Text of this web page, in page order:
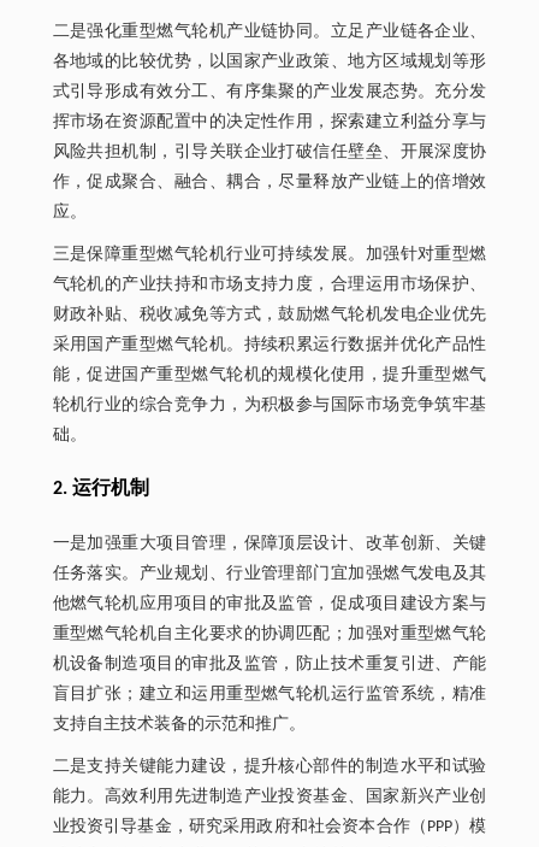
二是强化重型燃气轮机产业链协同。立足产业链各企业、
各地域的比较优势，以国家产业政策、地方区域规划等形
式引导形成有效分工、有序集聚的产业发展态势。充分发
挥市场在资源配置中的决定性作用，探索建立利益分享与
风险共担机制，引导关联企业打破信任壁垒、开展深度协
作，促成聚合、融合、耦合，尽量释放产业链上的倍增效
应。
三是保障重型燃气轮机行业可持续发展。加强针对重型燃
气轮机的产业扶持和市场支持力度，合理运用市场保护、
财政补贴、税收减免等方式，鼓励燃气轮机发电企业优先
采用国产重型燃气轮机。持续积累运行数据并优化产品性
能，促进国产重型燃气轮机的规模化使用，提升重型燃气
轮机行业的综合竞争力，为积极参与国际市场竞争筑牢基
础。
2. 运行机制
一是加强重大项目管理，保障顶层设计、改革创新、关键
任务落实。产业规划、行业管理部门宜加强燃气发电及其
他燃气轮机应用项目的审批及监管，促成项目建设方案与
重型燃气轮机自主化要求的协调匹配；加强对重型燃气轮
机设备制造项目的审批及监管，防止技术重复引进、产能
盲目扩张；建立和运用重型燃气轮机运行监管系统，精准
支持自主技术装备的示范和推广。
二是支持关键能力建设，提升核心部件的制造水平和试验
能力。高效利用先进制造产业投资基金、国家新兴产业创
业投资引导基金，研究采用政府和社会资本合作（PPP）模